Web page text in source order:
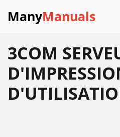
ManyManuals
3COM